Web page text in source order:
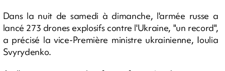
Dans la nuit de samedi à dimanche, l'armée russe a
lancé 273 drones explosifs contre l'Ukraine, "un record",
a précisé la vice-Première ministre ukrainienne, Ioulia
Svyrydenko.